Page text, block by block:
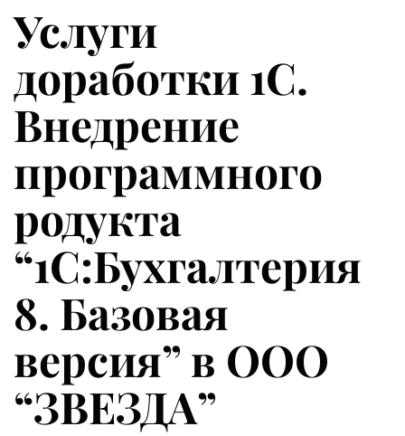
Услуги
доработки 1С.
Внедрение
программного
родукта
“1С:Бухгалтерия
8. Базовая
версия” в ООО
“ЗВЕЗДА”